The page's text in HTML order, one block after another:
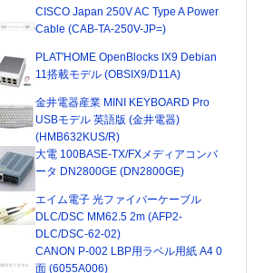
CISCO Japan 250V AC Type A Power
Cable (CAB-TA-250V-JP=)
PLAT'HOME OpenBlocks IX9 Debian
11搭載モデル (OBSIX9/D11A)
金井電器産業 MINI KEYBOARD Pro
USBモデル 英語版 (金井電器)
(HMB632KUS/R)
大電 100BASE-TX/FXメディアコンバ
ータ DN2800GE (DN2800GE)
エイム電子 光ファイバーケーブル
DLC/DSC MM62.5 2m (AFP2-
DLC/DSC-62-02)
CANON P-002 LBP用ラベル用紙 A4 0
面 (6055A006)